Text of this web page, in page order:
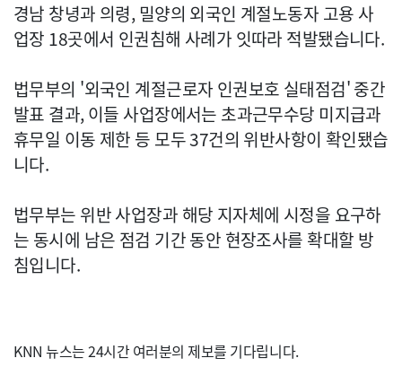
경남 창녕과 의령, 밀양의 외국인 계절노동자 고용 사
업장 18곳에서 인권침해 사례가 잇따라 적발됐습니다.
법무부의 '외국인 계절근로자 인권보호 실태점검' 중간
발표 결과, 이들 사업장에서는 초과근무수당 미지급과
휴무일 이동 제한 등 모두 37건의 위반사항이 확인됐습
니다.
법무부는 위반 사업장과 해당 지자체에 시정을 요구하
는 동시에 남은 점검 기간 동안 현장조사를 확대할 방
침입니다.
KNN 뉴스는 24시간 여러분의 제보를 기다립니다.